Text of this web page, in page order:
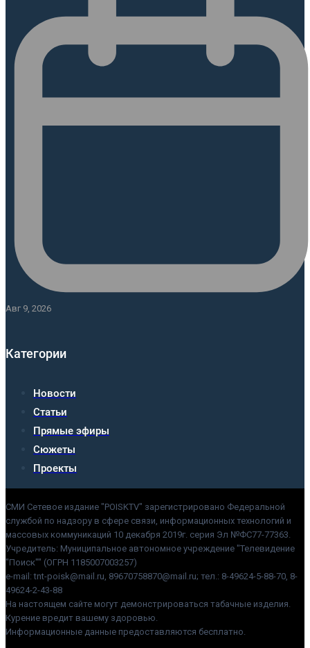
Авг 9, 2026
Категории
Новости
Статьи
Прямые эфиры
Сюжеты
Проекты
СМИ Сетевое издание "POISKTV" зарегистрировано Федеральной
службой по надзору в сфере связи, информационных технологий и
массовых коммуникаций 10 декабря 2019г. серия Эл №ФС77-77363.
Учредитель: Муниципальное автономное учреждение "Телевидение
"Поиск"" (ОГРН 1185007003257)
e-mail: tnt-poisk@mail.ru, 89670758870@mail.ru; тел.: 8-49624-5-88-70, 8-
49624-2-43-88
На настоящем сайте могут демонстрироваться табачные изделия.
Курение вредит вашему здоровью.
Информационные данные предоставляются бесплатно.